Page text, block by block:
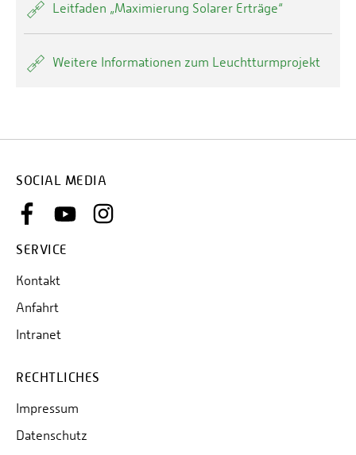
Leitfaden „Maximierung Solarer Erträge“
Weitere Informationen zum Leuchtturmprojekt
SOCIAL MEDIA
SERVICE
Kontakt
Anfahrt
Intranet
RECHTLICHES
Impressum
Datenschutz